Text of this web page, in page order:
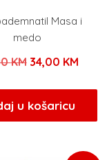
Masa i
medo
KM Izvorna
bila
je:
34,00 KM
u košaricu